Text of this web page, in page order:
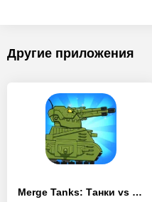
Другие приложения
Merge Tanks: Танки vs Танчики